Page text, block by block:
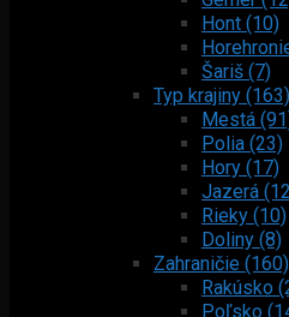
Hont (10)
Šariš (7)
Typ krajiny (163)
Mestá
Polia (23)
Hory (17)
Jazerá
Rieky (10)
Doliny (8)
Zahraničie (160)
Rakúsko
Poľsko